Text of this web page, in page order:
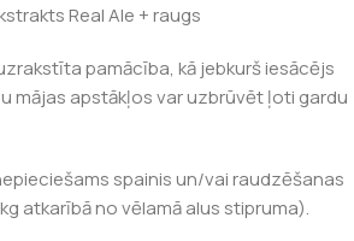
Real Ale + raugs
pamācība, kā jebkurš iesācējs
mājas apstākļos var uzbrūvēt ļoti gardu
spainis un/vai raudzēšanas
atkarībā no vēlamā alus stipruma).